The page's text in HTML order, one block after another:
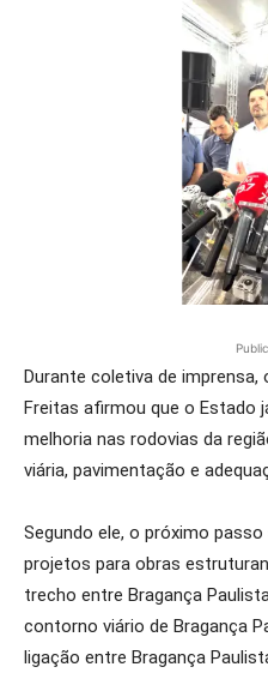
Durante coletiva de imprensa,
Freitas afirmou que o Estado
melhoria nas rodovias da
viária, pavimentação e
Segundo ele, o próximo
projetos para obras
trecho entre Bragança
contorno viário de Bragança
ligação entre Bragança